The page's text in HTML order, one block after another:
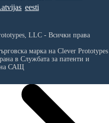
eesti
LLC - Всички права
марка на Clever
в Службата за патенти и
на САЩ